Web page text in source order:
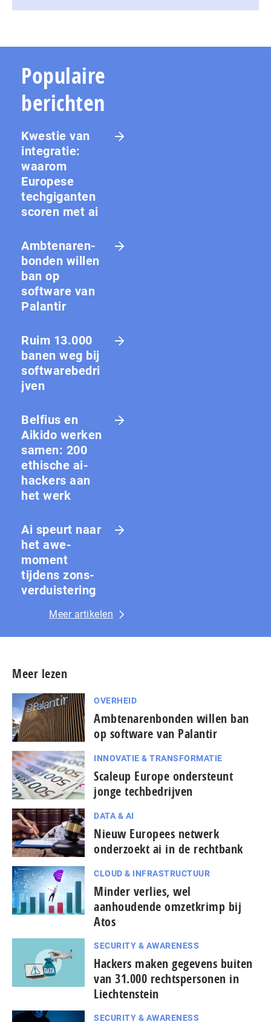
Populaire
berichten
Kwestie van
integratie:
waarom
Europese
techgiganten
scoren met ai
Amb­te­na­ren­
bon­den willen
ban op
software van
Palantir
Ruim 13.000
banen weg bij
softwarebedri
jven
Belfius en
Aikido werken
samen: 200
ethische ai-
hackers aan
het werk
Ai speurt naar
het awe-
moment
tijdens zons­
ver­duis­te­ring
Meer artikelen
Meer lezen
OVERHEID
Amb­te­na­ren­bon­den willen ban
op software van Palantir
INNOVATIE & TRANSFORMATIE
Scaleup Europe ondersteunt
jonge techbedrijven
DATA & AI
Nieuw Europees netwerk
onderzoekt ai in de rechtbank
CLOUD & INFRASTRUCTUUR
Minder verlies, wel
aanhoudende omzetkrimp bij
Atos
SECURITY & AWARENESS
Hackers maken gegevens buiten
van 31.000 rechtspersonen in
Liechtenstein
SECURITY & AWARENESS